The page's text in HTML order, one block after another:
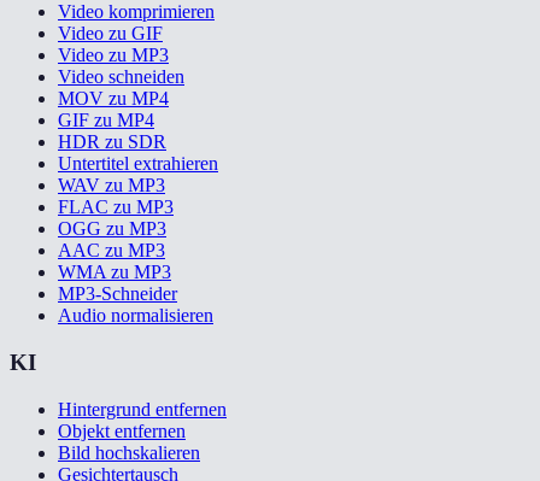
Video komprimieren
Video zu GIF
Video zu MP3
Video schneiden
MOV zu MP4
GIF zu MP4
HDR zu SDR
Untertitel extrahieren
WAV zu MP3
FLAC zu MP3
OGG zu MP3
AAC zu MP3
WMA zu MP3
MP3-Schneider
Audio normalisieren
KI
Hintergrund entfernen
Objekt entfernen
Bild hochskalieren
Gesichtertausch